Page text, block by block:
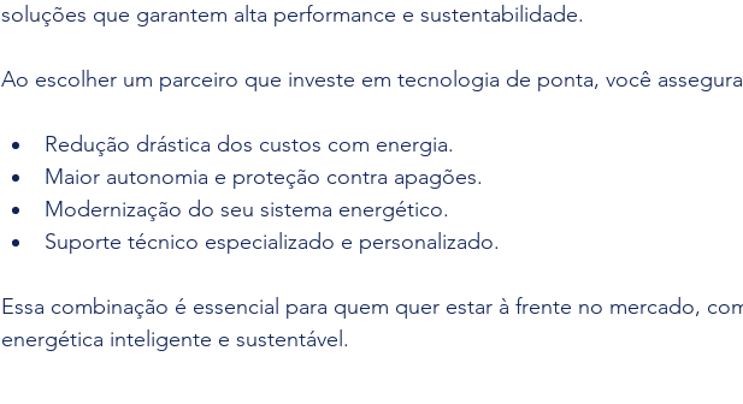
soluções que garantem alta performance e sustentabilidade.
Ao escolher um parceiro que investe em tecnologia de ponta, você
Redução drástica dos custos com energia.
Maior autonomia e proteção contra apagões.
Modernização do seu sistema energético.
Suporte técnico especializado e personalizado.
Essa combinação é essencial para quem quer estar à frente no mercado,
energética inteligente e sustentável.